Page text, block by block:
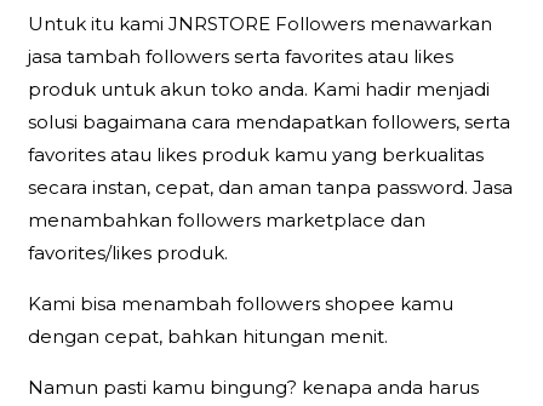
Untuk itu kami JNRSTORE Followers menawarkan
jasa tambah followers serta favorites atau likes
produk untuk akun toko anda. Kami hadir menjadi
solusi bagaimana cara mendapatkan followers, serta
favorites atau likes produk kamu yang berkualitas
secara instan, cepat, dan aman tanpa password. Jasa
menambahkan followers marketplace dan
favorites/likes produk.
Kami bisa menambah followers shopee kamu
dengan cepat, bahkan hitungan menit.
Namun pasti kamu bingung? kenapa anda harus